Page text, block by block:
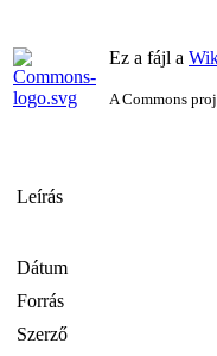
Ez a fájl a
A Commons
Leírás
Dátum
Forrás
Szerző